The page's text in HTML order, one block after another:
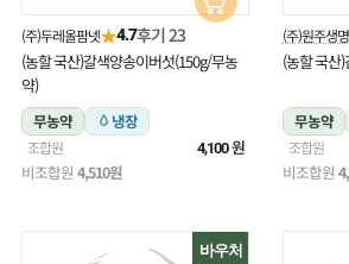
(주)두레올팜넷★4.7후기 23
(농할 국산)갈색양송이버섯(150g/무농
약)
무농약
냉장
조합원 4,100원
비조합원 4,510원
(주)원주생
(농할 국산
무농약
조합원
비조합원
바우처